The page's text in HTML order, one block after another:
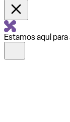
Estamos aqui